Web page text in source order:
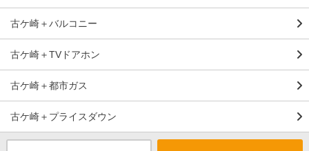
古ケ崎＋バルコニー
古ケ崎＋TVドアホン
古ケ崎＋都市ガス
古ケ崎＋プライスダウン